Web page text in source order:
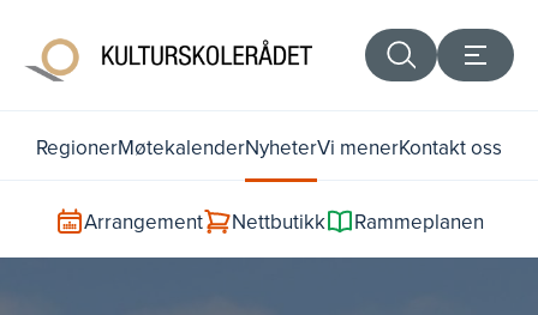
RegionerMøtekalenderNyheterVi menerKontakt oss
Arrangement Nettbutikk Rammeplanen